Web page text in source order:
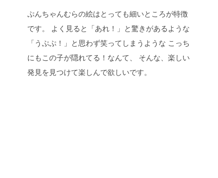
ぷんちゃんむらの絵はとっても細いところが特徴
です。 よく見ると「あれ！」と驚きがあるような
「うぷぷ！」と思わず笑ってしまうような こっち
にもこの子が隠れてる！なんて、 そんな、楽しい
発見を見つけて楽しんで欲しいです。